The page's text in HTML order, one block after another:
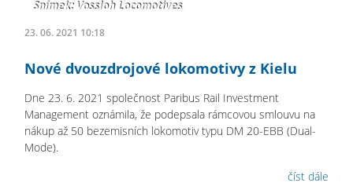
23. 06. 2021 10:18
Nové dvouzdrojové lokomotivy z Kielu
Dne 23. 6. 2021 společnost Paribus Rail Investment
Management oznámila, že podepsala rámcovou smlouvu na
nákup až 50 bezemisních lokomotiv typu DM 20-EBB (Dual-
Mode).
číst dále